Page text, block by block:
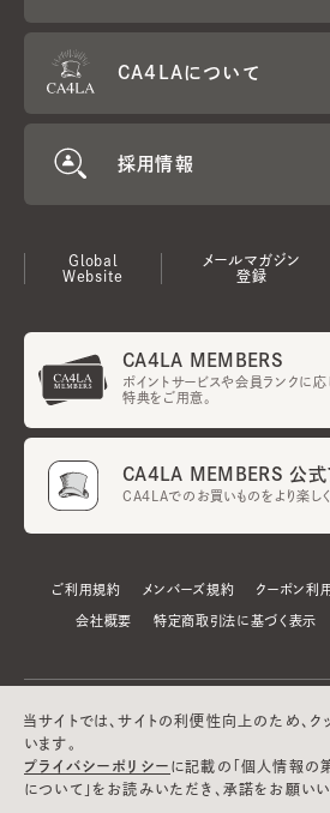
CA4LAについて
採用情報
Global
Website
メールマガジン
登録
CA4LA MEMBERS
ポイントサービスや会員ランクに応
特典をご用意。
CA4LA MEMBERS 公式
CA4LAでのお買いものをより楽し
ご利用規約 メンバーズ規約 クーポン利
会社概要 特定商取引法に基づく表示
当サイトでは、サイトの利便性向上のため、
います。
プライバシーポリシー に記載の「個人情報の
について」をお読みいただき、承諾をお願いい